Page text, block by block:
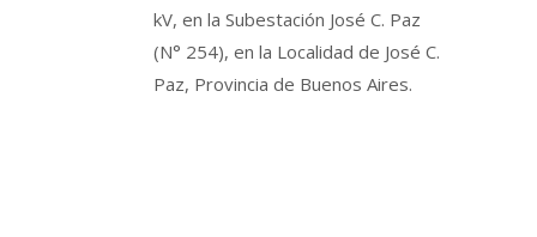
kV, en la Subestación José C. Paz
(N° 254), en la Localidad de José C.
Paz, Provincia de Buenos Aires.